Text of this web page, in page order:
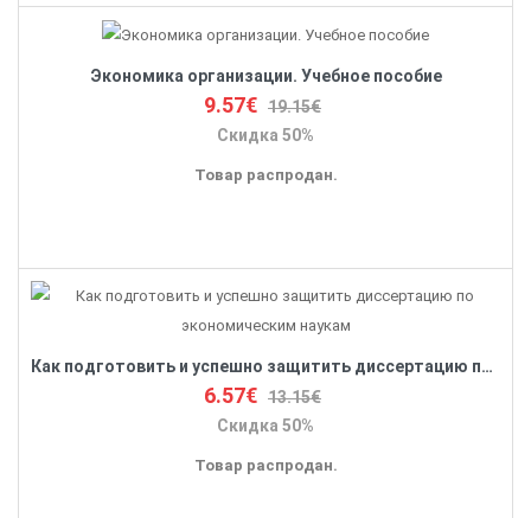
Экономика организации. Учебное пособие
9.57€ 19.15€
Скидка 50%
Товар распродан.
Как подготовить и успешно защитить диссертацию по экономическим наукам
6.57€ 13.15€
Скидка 50%
Товар распродан.